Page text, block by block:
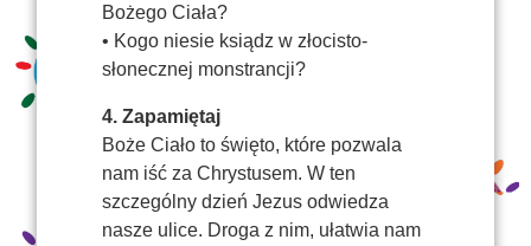
Bożego Ciała?
• Kogo niesie ksiądz w złocisto-
słonecznej monstrancji?
4. Zapamiętaj
Boże Ciało to święto, które pozwala
nam iść za Chrystusem. W ten
szczególny dzień Jezus odwiedza
nasze ulice. Droga z nim, ułatwia nam